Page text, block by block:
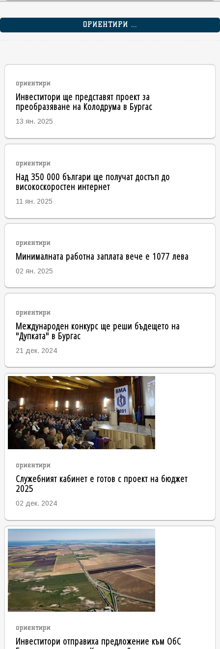
ОРИЕНТИРИ ...
ориентири
Инвеститори ще представят проект за
преобразяване на Колодрума в Бургас
13 ян. 2025
ориентири
Над 350 000 българи ще получат достъп до
високоскоростен интернет
11 ян. 2025
ориентири
Минималната работна заплата вече е 1077 лева
02 ян. 2025
ориентири
Международен конкурс ще реши бъдещето на
"Дупката" в Бургас
21 дек. 2024
ориентири
Служебният кабинет е готов с проект на бюджет
2025
02 дек. 2024
ориентири
Инвеститори отправиха предложение към ОбС